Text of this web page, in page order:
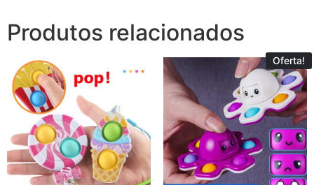
Produtos relacionados
Oferta!